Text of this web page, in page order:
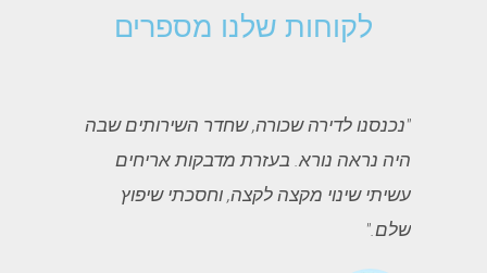
לקוחות שלנו מספרים
"נכנסנו לדירה שכורה, שחדר השירותים שבה
היה נראה נורא. בעזרת מדבקות אריחים
עשיתי שינוי מקצה לקצה, וחסכתי שיפוץ
שלם."